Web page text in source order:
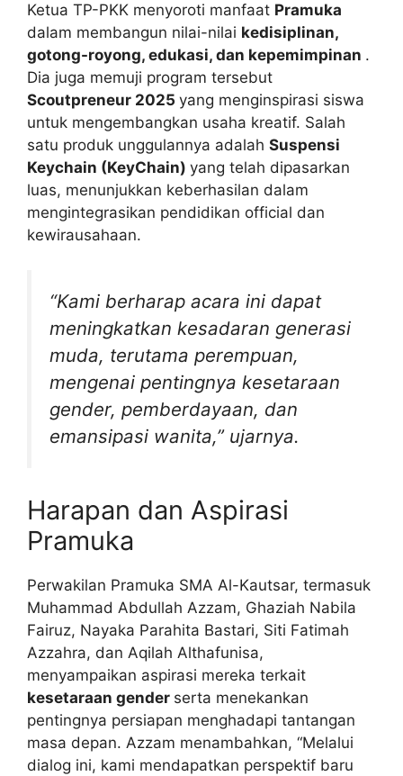
Ketua TP-PKK menyoroti manfaat Pramuka
dalam membangun nilai-nilai kedisiplinan,
gotong-royong, edukasi, dan kepemimpinan .
Dia juga memuji program tersebut
Scoutpreneur 2025 yang menginspirasi siswa
untuk mengembangkan usaha kreatif. Salah
satu produk unggulannya adalah Suspensi
Keychain (KeyChain) yang telah dipasarkan
luas, menunjukkan keberhasilan dalam
mengintegrasikan pendidikan official dan
kewirausahaan.
“Kami berharap acara ini dapat
meningkatkan kesadaran generasi
muda, terutama perempuan,
mengenai pentingnya kesetaraan
gender, pemberdayaan, dan
emansipasi wanita,” ujarnya.
Harapan dan Aspirasi
Pramuka
Perwakilan Pramuka SMA Al-Kautsar, termasuk
Muhammad Abdullah Azzam, Ghaziah Nabila
Fairuz, Nayaka Parahita Bastari, Siti Fatimah
Azzahra, dan Aqilah Althafunisa,
menyampaikan aspirasi mereka terkait
kesetaraan gender serta menekankan
pentingnya persiapan menghadapi tantangan
masa depan. Azzam menambahkan, “Melalui
dialog ini, kami mendapatkan perspektif baru